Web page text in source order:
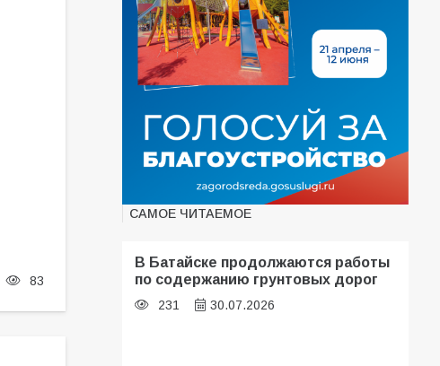
83
САМОЕ ЧИТАЕМОЕ
В Батайске продолжаются работы
по содержанию грунтовых дорог
231 30.07.2026